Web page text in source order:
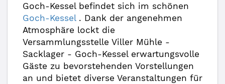
Goch-Kessel befindet sich im schönen
Goch-Kessel. Dank der angenehmen
Atmosphäre lockt die
Versammlungsstelle Viller Mühle -
Sacklager - Goch-Kessel erwartungsvolle
Gäste zu bevorstehenden Vorstellungen
an und bietet diverse Veranstaltungen für